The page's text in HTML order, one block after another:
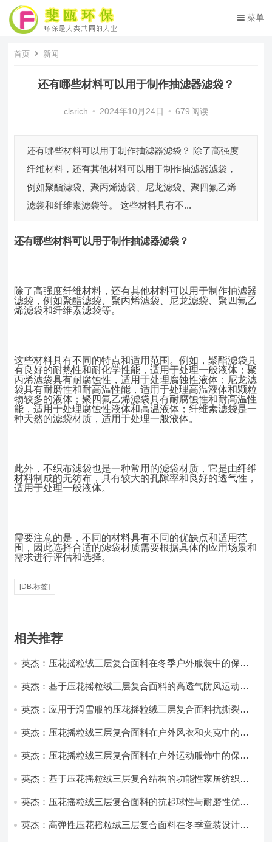
菜单
首页 新闻
还有哪些材料可以用于制作抽滤器滤袋？
clsrich • 2024年10月24日 • 679 阅读
还有哪些材料可以用于制作抽滤器滤袋？ 除了高强度
纤维材料，还有其他材料可以用于制作抽滤器滤袋，
例如聚酯滤袋、聚丙烯滤袋、尼龙滤袋、聚四氟乙烯
滤袋和纤维素滤袋等。 这些材料具有不...
还有哪些材料可以用于制作抽滤器滤袋？
除了高强度纤维材料，还有其他材料可以用于制作抽滤器
滤袋，例如聚酯滤袋、聚丙烯滤袋、尼龙滤袋、聚四氟乙
烯滤袋和纤维素滤袋等。
这些材料具有不同的特点和适用范围。例如，聚酯滤袋具
有良好的耐热性和耐化学性能，适用于处理一般液体；聚
丙烯滤袋具有耐腐蚀性，适用于处理腐蚀性液体；尼龙滤
袋具有耐磨性和耐高温性能，适用于处理高温液体和颗粒
物较多的液体；聚四氟乙烯滤袋具有耐腐蚀性和耐高温性
能，适用于处理腐蚀性液体和高温液体；纤维素滤袋是一
种天然的滤袋材质，适用于处理一般液体。
此外，不织布滤袋也是一种常用的滤袋材质，它是由纤维
材料制成的无纺布，具有较大的孔隙率和良好的透气性，
适用于处理一般液体。
需要注意的是，不同的材料具有不同的优缺点和适用范
围，因此选择合适的滤袋材质需要根据具体的应用场景和
需求进行评估和选择。
[DB:标签]
相关推荐
英杰：压花摇粒绒三层复合面料在冬季户外服装中的保暖
英杰：基于压花摇粒绒三层复合面料的高透气防风运动服
英杰：应用于滑雪服的压花摇粒绒三层复合面料抗撕裂与
英杰：压花摇粒绒三层复合面料在户外风衣和夹克中的应
英杰：压花摇粒绒三层复合面料在户外运动服饰中的保暖
英杰：基于压花摇粒绒三层复合结构的功能性家居纺织品
英杰：压花摇粒绒三层复合面料的抗起球性与耐磨性优化
英杰：高弹性压花摇粒绒三层复合面料在冬季童装设计中